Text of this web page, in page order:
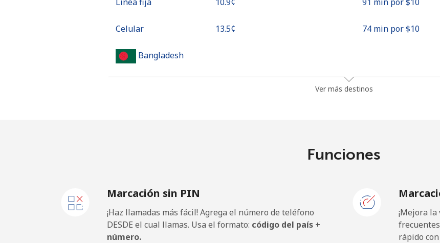
Celular ⁦13.5¢⁩ 74 min por ⁦$10⁩
Bangladesh
Celular 44 min por ⁦$10⁩
Belarus
Ver más destinos
Funciones
Marcación sin PIN
¡Haz llamadas más fácil! Agrega el número de teléfono
DESDE el cual llamas. Usa el formato: código del país +
número.
¡Mejora
rápido